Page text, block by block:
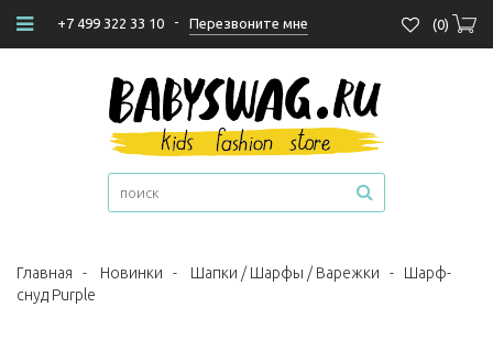
+7 499 322 33 10 - Перезвоните мне (0)
Главная - Новинки - Шапки / Шарфы / Варежки - Шарф-
снуд Purple